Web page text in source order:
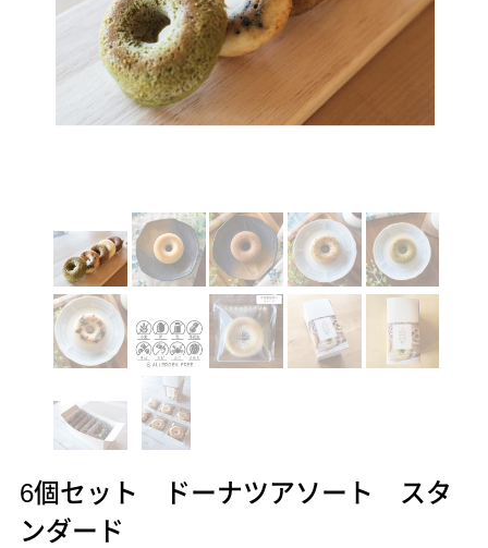
6個セット ドーナツアソート スタ
ンダード